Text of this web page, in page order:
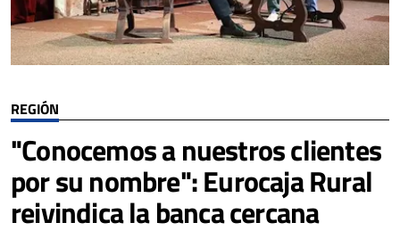
REGIÓN
"Conocemos a nuestros clientes
por su nombre": Eurocaja Rural
reivindica la banca cercana